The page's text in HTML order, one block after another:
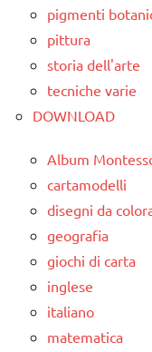
pigmenti
pittura
storia dell'arte
tecniche varie
DOWNLOAD
Album
cartamodelli
disegni da
geografia
giochi di carta
inglese
italiano
matematica